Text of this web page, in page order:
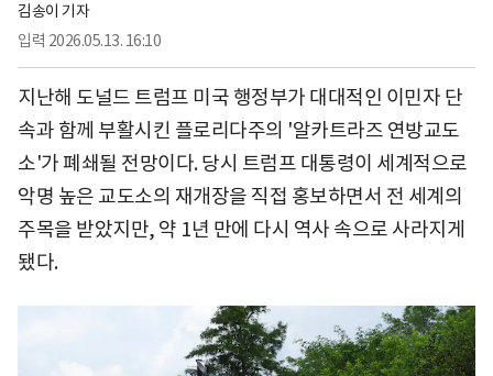
김송이 기자
입력 2026.05.13. 16:10
지난해 도널드 트럼프 미국 행정부가 대대적인 이민자 단
속과 함께 부활시킨 플로리다주의 '알카트라즈 연방교도
소'가 폐쇄될 전망이다. 당시 트럼프 대통령이 세계적으로
악명 높은 교도소의 재개장을 직접 홍보하면서 전 세계의
주목을 받았지만, 약 1년 만에 다시 역사 속으로 사라지게
됐다.